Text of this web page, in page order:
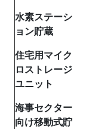
水素ステーシ
ョン貯蔵
住宅用マイク
ロストレージ
ユニット
海事セクター
向け移動式貯